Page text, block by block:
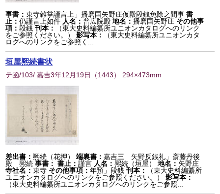
事書：東寺雑掌謹言上」播磨国矢野庄仮殿段銭免除之間事書
止：仍謹言上如件 人名：普広院殿 地名：播磨国矢野庄 その他事
項：段銭刊本：
（東大史料編纂所ユニオンカタログへのリンク
をご参照ください。）
影写本：
（東大史料編纂所ユニオンカタ
ログへのリンクをご参照く...
垣屋熈続書状
テ函/103/ 嘉吉3年12月19日 （1443） 294×473mm
差出書：熈続（花押） 端裏書：嘉吉三 矢野反銭礼」斎藤丹後
殿 熈続 事書： 書止：謹言 人名：熈続（垣屋） 地名： 矢野庄
寺社名：東寺 その他事項：年預」段銭刊本：
（東大史料編纂所
ユニオンカタログへのリンクをご参照ください。）
影写本：
（東大史料編纂所ユニオンカタログへのリンクをご参照...